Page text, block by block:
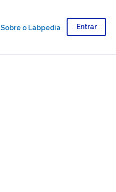
Sobre o Labpedia Entrar